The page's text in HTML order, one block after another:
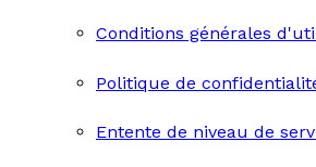
Conditions générales
Politique de
Entente de niveau de